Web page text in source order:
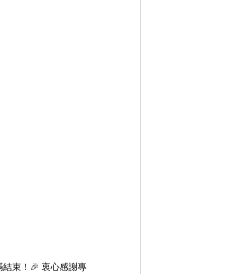
結束 ！🎉 衷心感謝專